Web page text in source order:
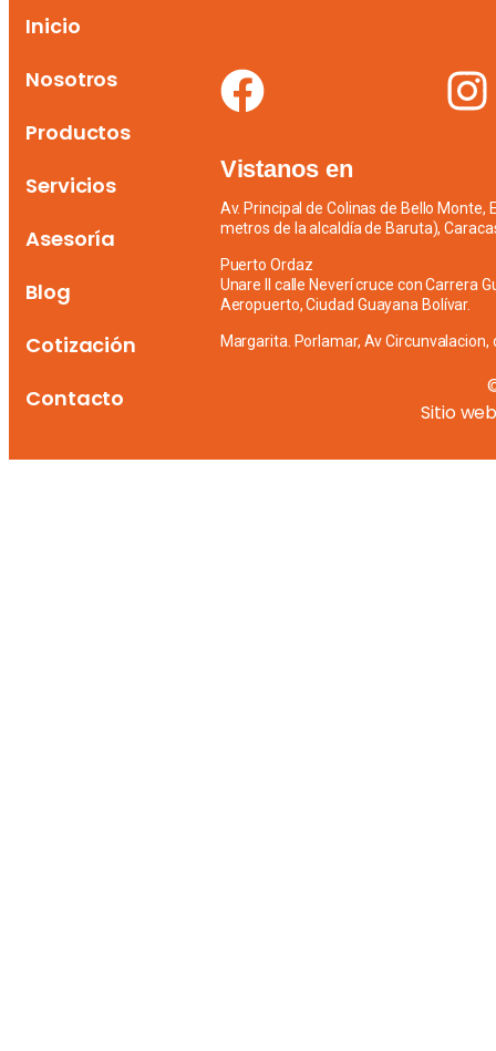
Inicio
Nosotros
Productos
Servicios
Asesoría
Blog
Cotización
Contacto
Vistanos en
Av. Principal de Colinas de Bello Monte,
metros de la alcaldía de Baruta),
Puerto Ordaz
Unare II calle Neverí cruce con Carrera
Aeropuerto, Ciudad Guayana Bolívar.
Margarita. Porlamar, Av Circunvalacion,
Sitio